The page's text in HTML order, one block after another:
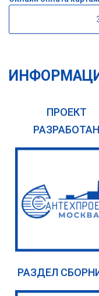
ПРОЕКТ
РАЗРАБОТАН
РАЗДЕЛ